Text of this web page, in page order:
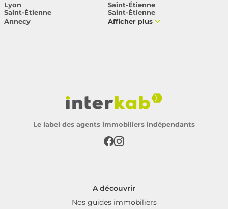
Lyon
Saint-Étienne
Saint-Étienne
Saint-Étienne
Annecy
Afficher plus
Le label des agents immobiliers indépendants
A découvrir
Nos guides immobiliers